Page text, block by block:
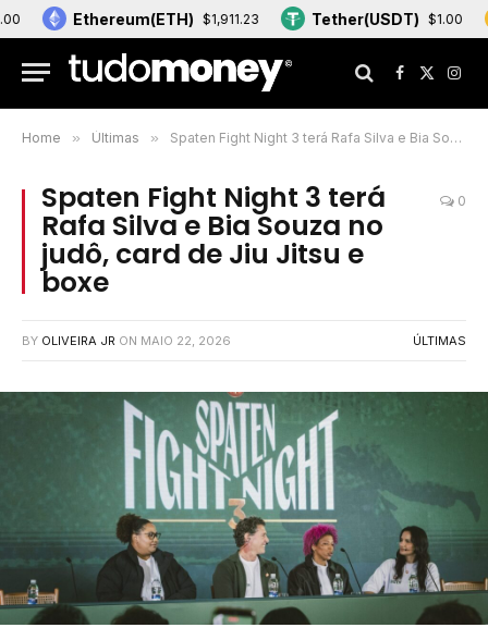
Ethereum(ETH) $1,911.23 Tether(USDT) $1.00
Facebook
X
(Twitter)
Home » Últimas » Spaten Fight Night 3 terá Rafa Silva e Bia Souza no judô, card de Jiu Jitsu e boxe
Spaten Fight Night 3 terá
Rafa Silva e Bia Souza no
judô, card de Jiu Jitsu e
boxe
0
BY OLIVEIRA JR ON MAIO 22, 2026 ÚLTIMAS